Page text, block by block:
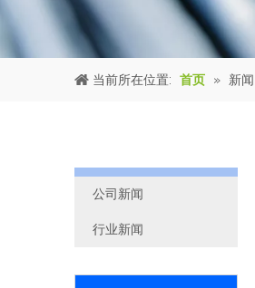
当前所在位置: 首页 » 新闻
公司新闻
行业新闻